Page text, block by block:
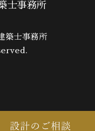
士事務所
士事務所